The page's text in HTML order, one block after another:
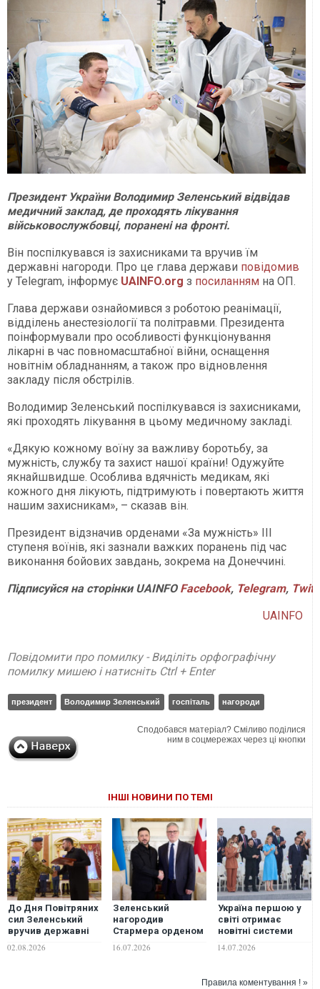
Президент України Володимир Зеленський відвідав
медичний заклад, де проходять лікування
військовослужбовці, поранені на фронті.
Він поспілкувався із захисниками та вручив їм
державні нагороди. Про це глава держави повідомив
у Telegram, інформує UAINFO.org з посиланням на ОП.
Глава держави ознайомився з роботою реанімації,
відділень анестезіології та політравми. Президента
поінформували про особливості функціонування
лікарні в час повномасштабної війни, оснащення
новітнім обладнанням, а також про відновлення
закладу після обстрілів.
Володимир Зеленський поспілкувався із захисниками,
які проходять лікування в цьому медичному закладі.
«Дякую кожному воїну за важливу боротьбу, за
мужність, службу та захист нашої країни! Одужуйте
якнайшвидше. Особлива вдячність медикам, які
кожного дня лікують, підтримують і повертають життя
нашим захисникам», – сказав він.
Президент відзначив орденами «За мужність» ІІІ
ступеня воїнів, які зазнали важких поранень під час
виконання бойових завдань, зокрема на Донеччині.
ПідписуйсянасторінкиUAINFO Facebook, Telegram,
UAINFO
Повідомити про помилку - Виділіть орфографічну
помилку мишею і натисніть Ctrl + Enter
президент Володимир Зеленський госпіталь нагороди
Сподобався матеріал? Сміливо поділися
ним в соцмережах через ці кнопки
ІНШІ НОВИНИ ПО ТЕМІ
До Дня Повітряних
сил Зеленський
вручив державні
військовослужбовцям
02.08.2026
Зеленський
нагородив
Стармера орденом
16.07.2026
Україна першою у
світі отримає
новітні системи
заява Зеленського
14.07.2026
Правила коментування ! »